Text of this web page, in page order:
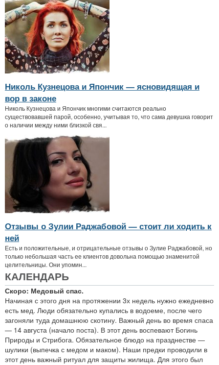
Николь Кузнецова и Япончик — ясновидящая и
вор в законе
Николь Кузнецова и Япончик многими считаются реально
существовавшей парой, особенно, учитывая то, что сама девушка говорит
о наличии между ними близкой свя...
Отзывы о Зулии Раджабовой — стоит ли ходить к
ней
Есть и положительные, и отрицательные отзывы о Зулие Раджабовой, но
только небольшая часть ее клиентов довольна помощью знаменитой
целительницы. Они упомин...
КАЛЕНДАРЬ
Скоро: Медовый спас.
Начиная с этого дня на протяжении 3х недель нужно ежедневно
есть мед. Люди обязательно купались в водоеме, после чего
загоняли туда домашнюю скотину. Важный день во время спаса
— 14 августа (начало поста). В этот день воспевают Богинь
Природы и Стрибога. Обязательное блюдо на празднестве —
шулики (выпечка с медом и маком). Наши предки проводили в
этот день важный ритуал для защиты жилища. Для этого был